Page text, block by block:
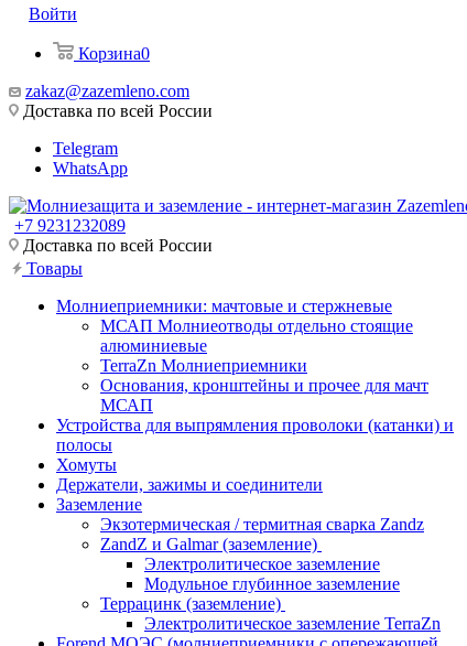
Войти
Корзина0
zakaz@zazemleno.com
Доставка по всей России
Telegram
WhatsApp
+7 9231232089
Доставка по всей России
Товары
Молниеприемники: мачтовые и стержневые
МСАП Молниеотводы отдельно стоящие
алюминиевые
TerraZn Молниеприемники
Основания, кронштейны и прочее для мачт
МСАП
Устройства для выпрямления проволоки (катанки) и
полосы
Хомуты
Держатели, зажимы и соединители
Заземление
Экзотермическая / термитная сварка Zandz
ZandZ и Galmar (заземление)
Электролитическое заземление
Модульное глубинное заземление
Террацинк (заземление)
Электролитическое заземление TerraZn